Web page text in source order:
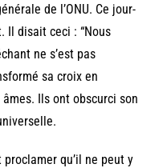
de l’ONU. Ce jour-
Il disait ceci : “Nous
ne s’est pas
sa croix en
Ils ont obscurci son
qu’il ne peut y